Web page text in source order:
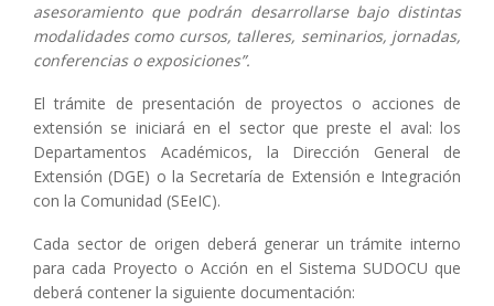
asesoramiento que podrán desarrollarse bajo distintas
modalidades como cursos, talleres, seminarios, jornadas,
conferencias o exposiciones”.
El trámite de presentación de proyectos o acciones de
extensión se iniciará en el sector que preste el aval: los
Departamentos Académicos, la Dirección General de
Extensión (DGE) o la Secretaría de Extensión e Integración
con la Comunidad (SEeIC).
Cada sector de origen deberá generar un trámite interno
para cada Proyecto o Acción en el Sistema SUDOCU que
deberá contener la siguiente documentación: